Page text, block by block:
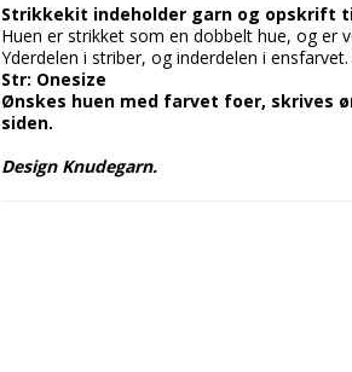
Strikkekit indeholder garn og opskrift
Huen er strikket som en dobbelt hue, og er
Yderdelen i striber, og inderdelen i
Str: Onesize
Ønskes huen med farvet foer, skrives
siden.
Design Knudegarn.